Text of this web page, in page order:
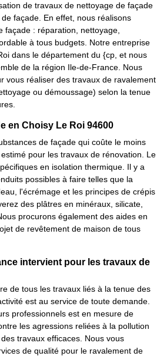
de travaux de nettoyage de façade
façade. En effet, nous réalisons
façade : réparation, nettoyage,
à tous budgets. Notre entreprise
dans le département du {cp, et nous
de la région Ile-de-France. Nous
vous réaliser des travaux de ravalement
ou démoussage) selon la tenue
en Choisy Le Roi 94600
de façade qui coûte le moins
pour les travaux de rénovation. Le
en isolation thermique. Il y a
possibles à faire telles que la
l'écrémage et les principes de crépis
des plâtres en minéraux, silicate,
procurons également des aides en
de revêtement de maison de tous
intervient pour les travaux de
de tous les travaux liés à la tenue des
est au service de toute demande.
professionnels est en mesure de
les agressions reliées à la pollution
travaux efficaces. Nous vous
de qualité pour le ravalement de